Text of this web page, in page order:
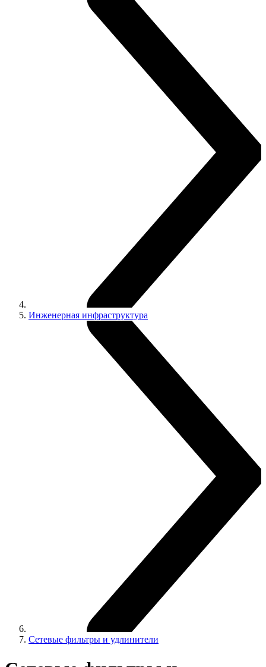
Инженерная инфраструктура
Сетевые фильтры и удлинители